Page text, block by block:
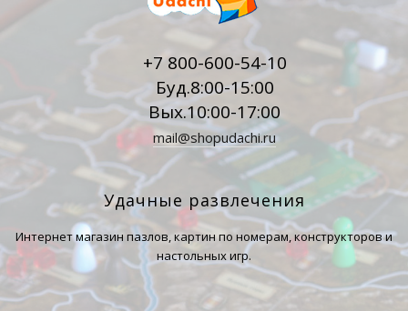
+7 800-600-54-10
Буд.8:00-15:00
Вых.10:00-17:00
mail@shopudachi.ru
Удачные развлечения
Интернет магазин пазлов, картин по номерам, конструкторов и
настольных игр.